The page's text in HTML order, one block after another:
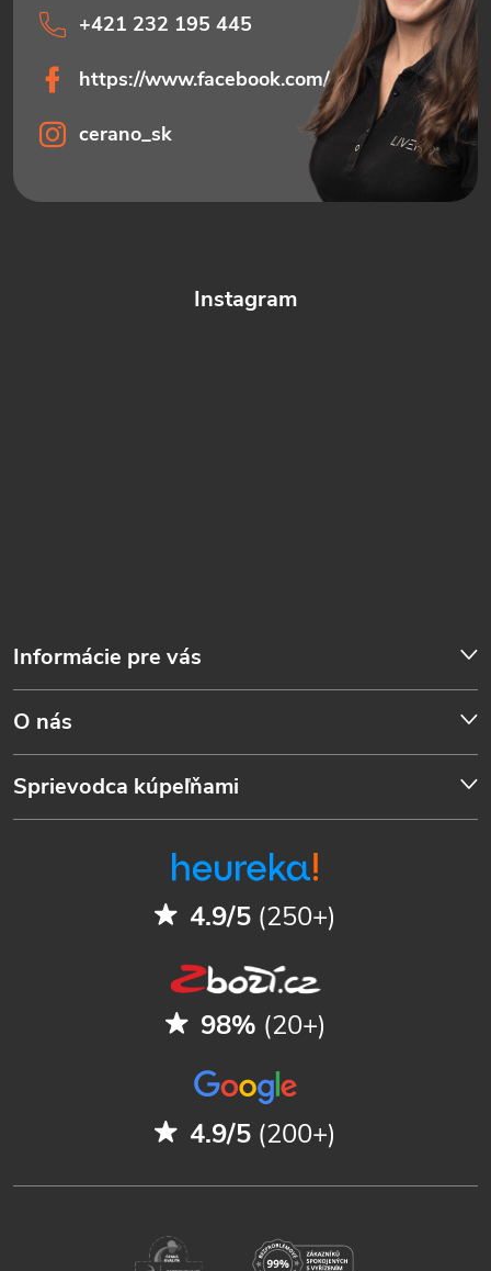
Instagram
Informácie pre vás
O nás
Sprievodca kúpeľňami
+421 232 195 445
https://www.facebook.com/ceranosk
cerano_sk
4.9/5 (250+)
98% (20+)
4.9/5 (200+)